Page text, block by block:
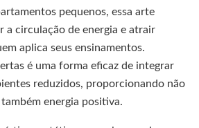
pequenos, essa arte
a circulação de energia e atrair
aplica seus ensinamentos.
é uma forma eficaz de integrar
reduzidos, proporcionando não
energia positiva.